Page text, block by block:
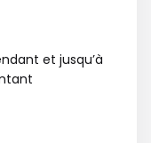
et jusqu’à